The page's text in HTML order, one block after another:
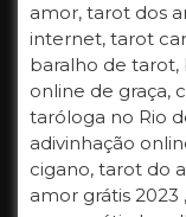
amor, tarot dos
internet, tarot
baralho de tarot,
online de graça,
taróloga no Rio
adivinhação
cigano, tarot do
amor grátis